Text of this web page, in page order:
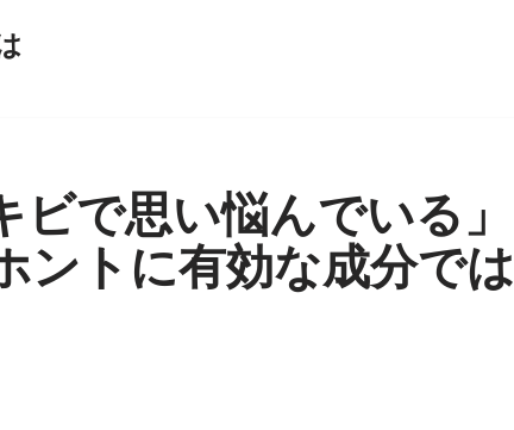
ビで思い悩んでいる」
ントに有効な成分では